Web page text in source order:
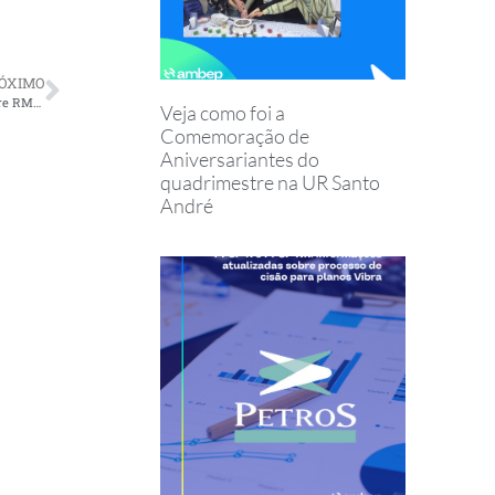
STF concede decisão liminar favorável à Petrobras no processo sobre RMNR
Veja como foi a
Comemoração de
Aniversariantes do
quadrimestre na UR Santo
André